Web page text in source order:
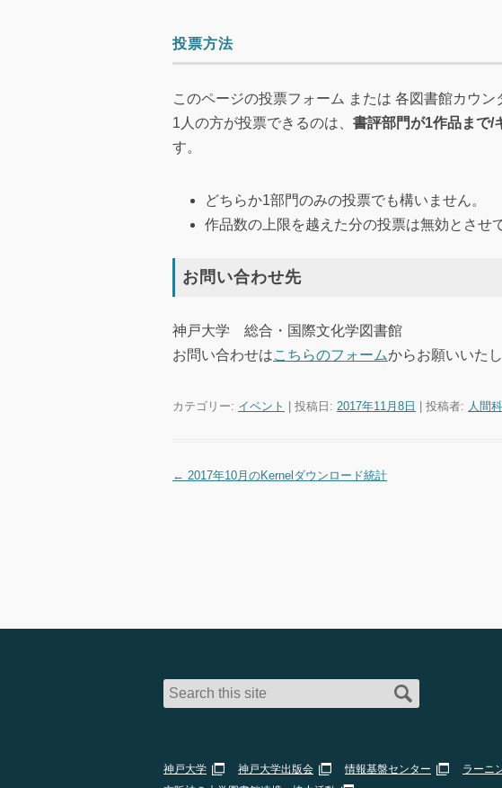
投票方法
このページの投票フォーム または 各図書館カウン
1人の方が投票できるのは、 書評部門が1作品まで/
す。
どちらか1部門のみの投票でも構いません。
作品数の上限を越えた分の投票は無効とさせ
お問い合わせ先
神戸大学 総合・国際文化学図書館
お問い合わせはこちらのフォームからお願いいたし
カテゴリー: イベント | 投稿日: 2017年11月8日 投稿者: 人間
投稿ナビゲーション
← 2017年10月のKernelダウンロード統計
神戸大学 神戸大学出版会 情報基盤センター ラーニ